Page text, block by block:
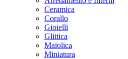
Ceramica
Corallo
Gioielli
Glittica
Maiolica
Miniatura